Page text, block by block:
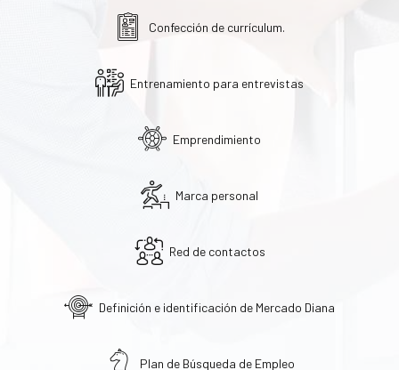
Confección de currículum.
Entrenamiento para entrevistas
Emprendimiento
Marca personal
Red de contactos
Definición e identificación de Mercado Diana
Plan de Búsqueda de Empleo